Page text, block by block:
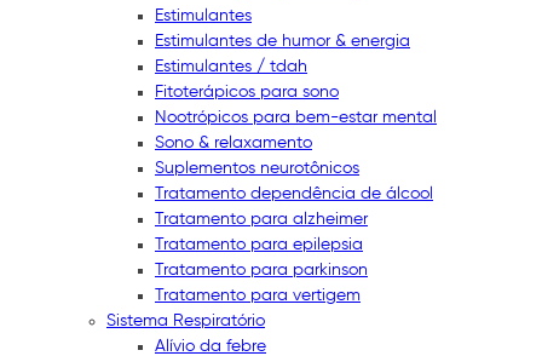
Estimulantes
Estimulantes de humor & energia
Estimulantes / tdah
Fitoterápicos para sono
Nootrópicos para bem-estar mental
Sono & relaxamento
Suplementos neurotônicos
Tratamento dependência de álcool
Tratamento para alzheimer
Tratamento para epilepsia
Tratamento para parkinson
Tratamento para vertigem
Sistema Respiratório
Alívio da febre